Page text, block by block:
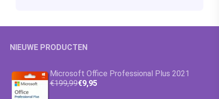
NIEUWE PRODUCTEN
Microsoft Office Professional Plus 2021
€199,99€9,95